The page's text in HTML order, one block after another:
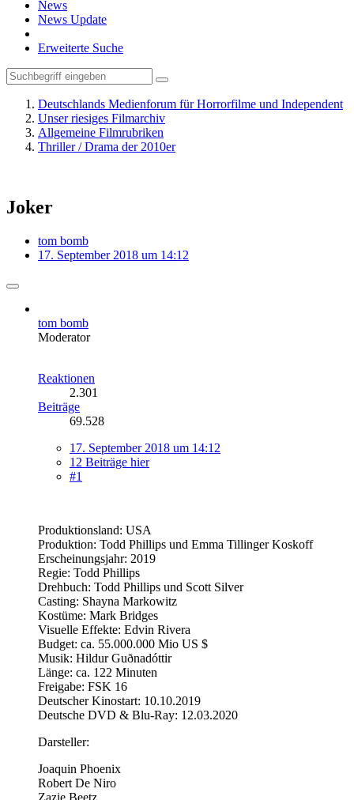
News
News Update
Erweiterte Suche
Deutschlands Medienforum für Horrorfilme und Independent
Unser riesiges Filmarchiv
Allgemeine Filmrubriken
Thriller / Drama der 2010er
Joker
tom bomb
17. September 2018 um 14:12
tom bomb
Moderator
Reaktionen
2.301
Beiträge
69.528
17. September 2018 um 14:12
12 Beiträge hier
#1
Produktionsland: USA
Produktion: Todd Phillips und Emma Tillinger Koskoff
Erscheinungsjahr: 2019
Regie: Todd Phillips
Drehbuch: Todd Phillips und Scott Silver
Casting: Shayna Markowitz
Kostüme: Mark Bridges
Visuelle Effekte: Edvin Rivera
Budget: ca. 55.000.000 Mio US $
Musik: Hildur Guðnadóttir
Länge: ca. 122 Minuten
Freigabe: FSK 16
Deutscher Kinostart: 10.10.2019
Deutsche DVD & Blu-Ray: 12.03.2020
Darsteller:
Joaquin Phoenix
Robert De Niro
Zazie Beetz